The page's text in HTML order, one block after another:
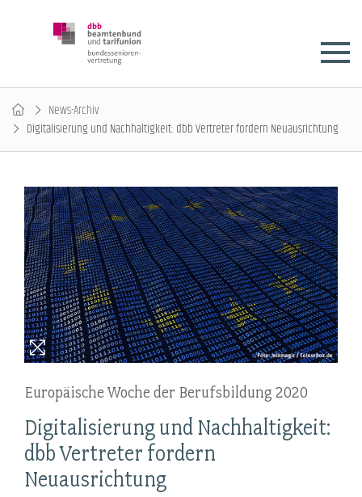
News-Archiv
Digitalisierung und Nachhaltigkeit: dbb Vertreter fordern Neuausrichtung
Europäische Woche der Berufsbildung 2020
Digitalisierung und Nachhaltigkeit:
dbb Vertreter fordern
Neuausrichtung